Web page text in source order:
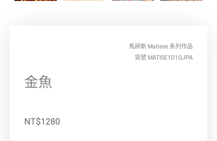
馬諦斯 Matisse 系列作品
貨號 MATISE1D1GJPA
金魚
NT$1280